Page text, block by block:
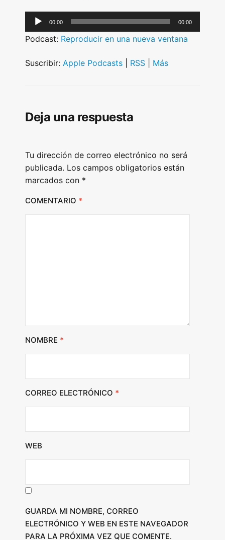
u
i
a
r
00:00 00:00
Podcast: Reproducir en una nueva ventana
Suscribir: Apple Podcasts RSS Más
Deja una respuesta
Tu dirección de correo electrónico no será
publicada. Los campos obligatorios están
marcados con *
COMENTARIO *
NOMBRE *
CORREO ELECTRÓNICO *
WEB
GUARDA MI NOMBRE, CORREO
ELECTRÓNICO Y WEB EN ESTE NAVEGADOR
PARA LA PRÓXIMA VEZ QUE COMENTE.